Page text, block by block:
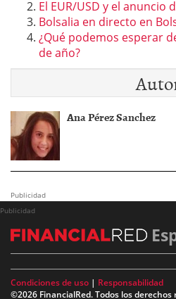
El EUR/USD y el anuncio
Bolsalia en directo en
¿Qué podemos esperar
de año?
Ana Pérez Sanchez
Publicidad
Publicidad
Condiciones de uso | Responsabilidad
©2026 FinancialRed. Todos los derechos